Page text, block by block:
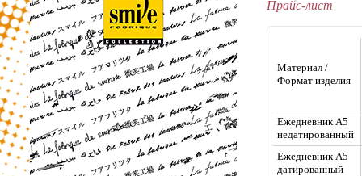
Прайс-лист
Материал /
Формат изделия
Ежедневник А5
недатированный
Ежедневник А5
датированный